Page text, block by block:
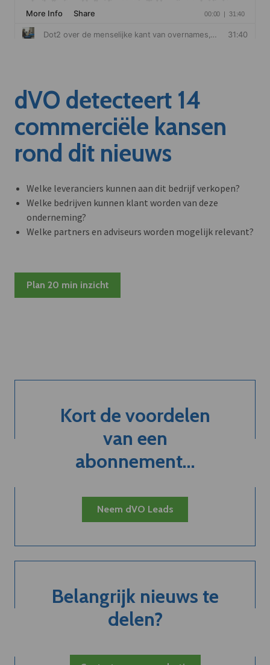
dVO detecteert 14
commerciële kansen
rond dit nieuws
Welke leveranciers kunnen aan dit bedrijf verkopen?
Welke bedrijven kunnen klant worden van deze
onderneming?
Welke partners en adviseurs worden mogelijk relevant?
Plan 20 min inzicht
Kort de voordelen
van een
abonnement...
Neem dVO Leads
Belangrijk nieuws te
delen?